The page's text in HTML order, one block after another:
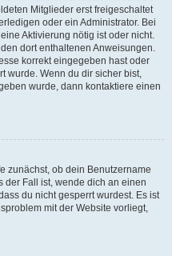
Mitglieder erst freigeschaltet
oder ein Administrator. Bei
Aktivierung nötig ist oder nicht.
dort enthaltenen Anweisungen.
korrekt eingegeben hast oder
wurde. Wenn du dir sicher bist,
wurde, dann kontaktiere einen
zunächst, ob dein Benutzername
der Fall ist, wende dich an einen
du nicht gesperrt wurdest. Es ist
mit der Website vorliegt,